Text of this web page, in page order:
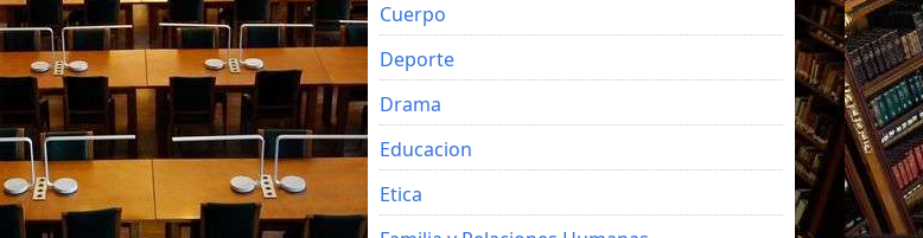
Cuerpo
Deporte
Drama
Educacion
Etica